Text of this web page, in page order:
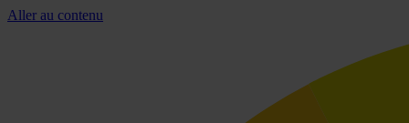
Aller au contenu